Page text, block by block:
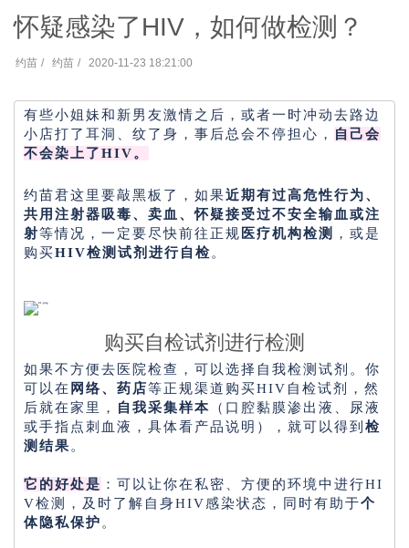
怀疑感染了HIV，如何做检测？
约苗 约苗 2020-11-23 18:21:00
有些小姐妹和新男友激情之后，或者一时冲动去路边
小店打了耳洞、纹了身，事后总会不停担心，
自己会
不会染上了HIV。
约苗君这里要敲黑板了，如果近期有过高危性行为、
共用注射器吸毒、卖血、怀疑接受过不安全输血或注
射等情况，一定要尽快前往正规 医疗机构检测
，或是
购买HIV检测试剂进行自检。
购买自检试剂进行检测
如果不方便去医院检查，可以选择自我检测试剂。你
可以在 网络、药店等正规渠道购买HIV自检试剂，然
后就在家里，
自我采集样本 （口腔黏膜渗出液、尿液
或手指点刺血液，具体看产品说明），就可以得到 检
测结果 。
它的好处是 ：可以让你在私密、方便的环境中进行HI
V检测，及时了解自身HIV感染状态，同时有助于个
体隐私保护 。